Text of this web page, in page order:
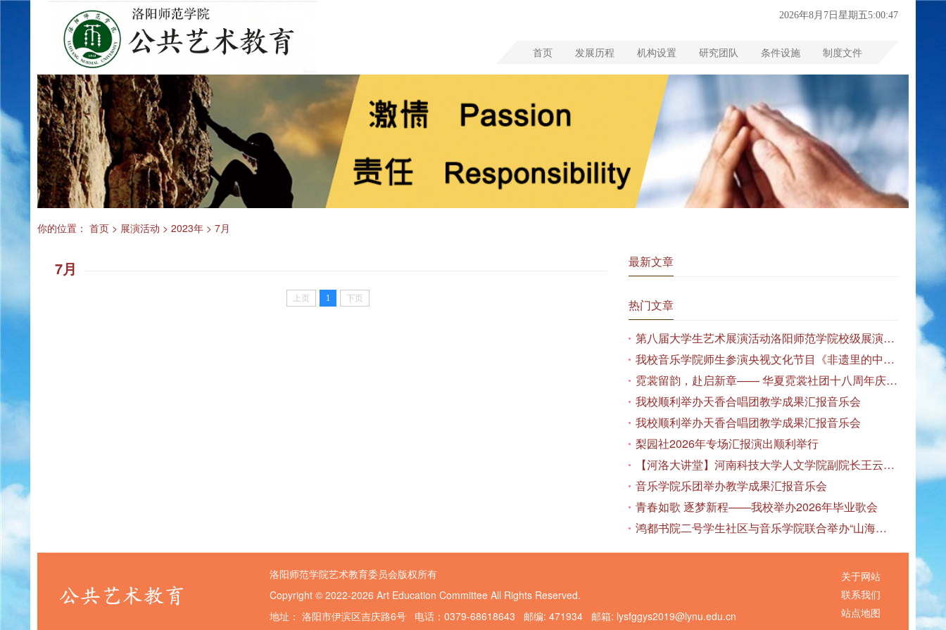
2026年8月7日星期五5:00:47
首页 发展历程 机构设置 研究团队 条件设施 制度文件
你的位置： 首页 > 展演活动 > 2023年 > 7月
7月
上页 1 下页
最新文章
热门文章
第八届大学生艺术展演活动洛阳师范学院校级展演——艺术作品专场展览在美术与艺术学院顺利开展
我校音乐学院师生参演央视文化节目《非遗里的中国》
霓裳留韵，赴启新章—— 华夏霓裳社团十八周年庆暨毕业季特别演出圆满落幕
我校顺利举办天香合唱团教学成果汇报音乐会
我校顺利举办天香合唱团教学成果汇报音乐会
梨园社2026年专场汇报演出顺利举行
【河洛大讲堂】河南科技大学人文学院副院长王云红教授应邀作专题讲座
音乐学院乐团举办教学成果汇报音乐会
青春如歌 逐梦新程——我校举办2026年毕业歌会
鸿都书院二号学生社区与音乐学院联合举办“山海诗恋”合唱思政汇报音乐会
洛阳师范学院艺术教育委员会版权所有
Copyright © 2022-2026 Art Education Committee All Rights Reserved.
地址： 洛阳市伊滨区吉庆路6号 电话：0379-68618643 邮编: 471934 邮箱: lysfggys2019@lynu.edu.cn
关于网站
联系我们
站点地图